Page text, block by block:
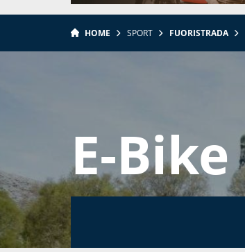
HOME SPORT FUORISTRADA
E-Bike